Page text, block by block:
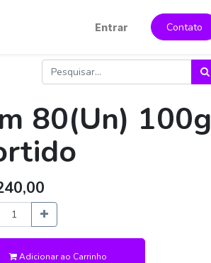
Entrar Contato
80(Un) 100g
Adicionar ao Carrinho